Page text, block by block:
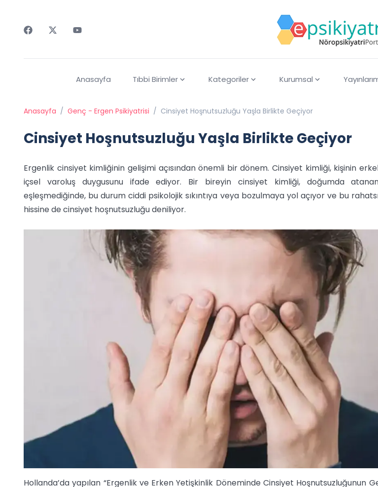
Anasayfa Tıbbi Birimler Kategoriler Kurumsal
Anasayfa / Genç - Ergen Psikiyatrisi / Cinsiyet Hoşnutsuzluğu Yaşla Birlikte Geçiyor
Cinsiyet Hoşnutsuzluğu Yaşla Birlikte Geçiyor
Ergenlik cinsiyet kimliğinin gelişimi açısından önemli bir dönem. Cinsiyet kimliği, kişinin
içsel varoluş duygusunu ifade ediyor. Bir bireyin cinsiyet kimliği, doğumda
eşleşmediğinde, bu durum ciddi psikolojik sıkıntıya veya bozulmaya yol açıyor ve bu
hissine de cinsiyet hoşnutsuzluğu deniliyor.
Hollanda’da yapılan “Ergenlik ve Erken Yetişkinlik Döneminde Cinsiyet Hoşnutsuzluğunun